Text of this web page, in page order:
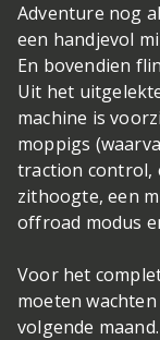
Adventure nog
een handjevol
En bovendien
Uit het
machine is
moppigs
traction control,
zithoogte, een
offroad modus
Voor het
moeten
volgende maand.